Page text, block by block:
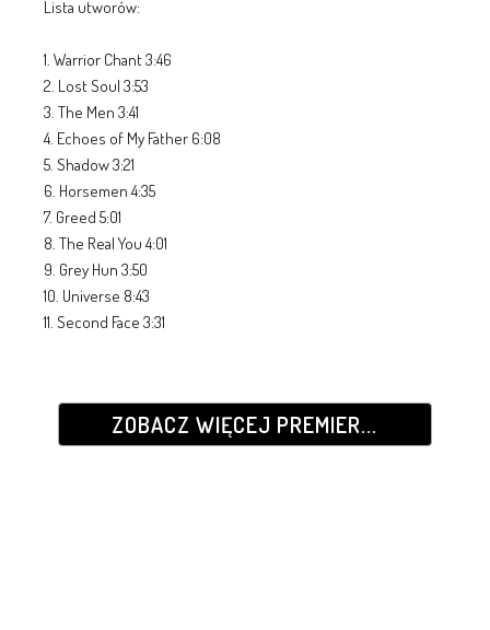
Lista utworów:
1. Warrior Chant 3:46
2. Lost Soul 3:53
3. The Men 3:41
4. Echoes of My Father 6:08
5. Shadow 3:21
6. Horsemen 4:35
7. Greed 5:01
8. The Real You 4:01
9. Grey Hun 3:50
10. Universe 8:43
11. Second Face 3:31
ZOBACZ WIĘCEJ PREMIER...